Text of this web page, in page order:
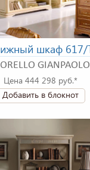
шкаф 617/
GIANPAOLO
Цена 444 298 руб.*
Добавить в блокнот